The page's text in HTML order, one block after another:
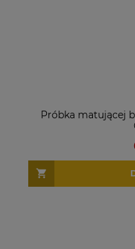
Próbka matującej